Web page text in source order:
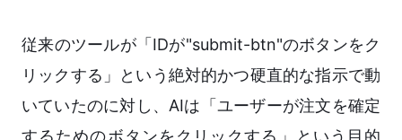
従来のツールが「IDが"submit-btn"のボタンをク
リックする」という絶対的かつ硬直的な指示で動
いていたのに対し、AIは「ユーザーが注文を確定
するためのボタンをクリックする」という目的